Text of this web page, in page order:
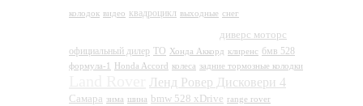
колодок видео квадроцикл выходные снег
диверс моторс
официальный дилер ТО Хонда Аккорд клиренс бмв 528
формула-1 Honda Accord колеса задние тормозные колодки
Ленд Ровер Дисковери 4
Самара зима шина bmw 528 xDrive range rover